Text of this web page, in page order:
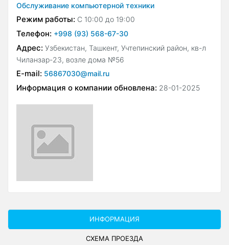
Обслуживание компьютерной техники
Режим работы: С 10:00 до 19:00
Телефон: +998 (93) 568-67-30
Адрес: Узбекистан, Ташкент, Учтепинский район, кв-л
Чиланзар-23, возле дома №56
E-mail: 56867030@mail.ru
Информация о компании обновлена: 28-01-2025
ИНФОРМАЦИЯ
СХЕМА ПРОЕЗДА